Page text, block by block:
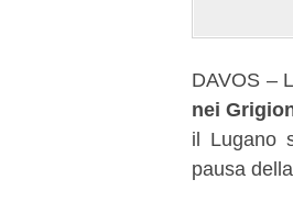
DAVOS –
nei
il Lugano
pausa